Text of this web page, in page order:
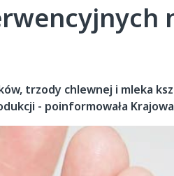
trzody chlewnej i mleka
- poinformowała Krajowa